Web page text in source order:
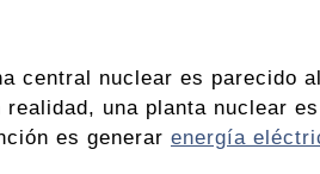
central nuclear es parecido
una planta nuclear
es generar energía